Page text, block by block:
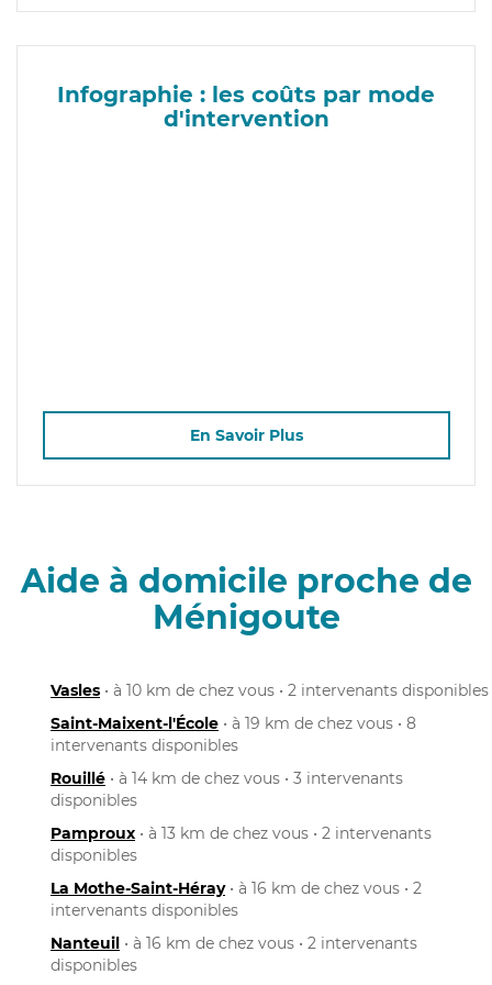
Infographie : les coûts par mode
d'intervention
En Savoir Plus
Aide à domicile proche de
Ménigoute
Vasles • à 10 km de chez vous • 2 intervenants disponibles
Saint-Maixent-l'École • à 19 km de chez vous • 8
intervenants disponibles
Rouillé • à 14 km de chez vous • 3 intervenants
disponibles
Pamproux • à 13 km de chez vous • 2 intervenants
disponibles
La Mothe-Saint-Héray• à 16 km de chez vous • 2
intervenants disponibles
Nanteuil • à 16 km de chez vous • 2 intervenants
disponibles